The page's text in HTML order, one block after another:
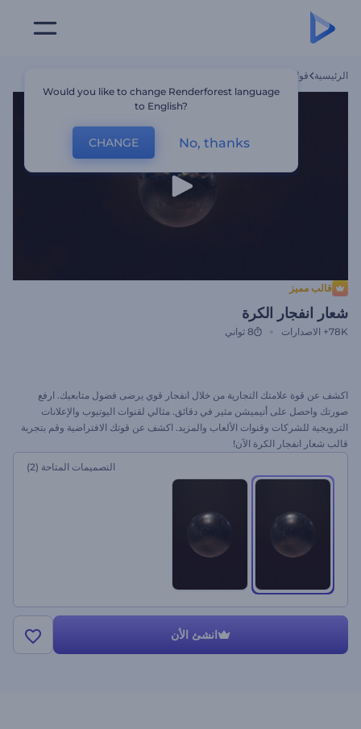
الرئيسية قوالب
قالب مميز
شعار انفجار الكرة
78K+ الاصدارات 8 ثواني
اكشف عن قوة علامتك التجارية من خلال انفجار قوي يرضى فضول متابعيك. ارفع
صورتك واحصل على أنيميشن مثير في دقائق. مثالي لقنوات اليوتيوب والإعلانات
الترويجية للشركات وقنوات الألعاب والمزيد. اكشف عن قوتك الافتراضية وقم بتجربة
قالب شعار انفجار الكرة الآن!
التصميمات المتاحة (2)
انشئ الأن
Would you like to change Renderforest language
to English?
CHANGE No, thanks